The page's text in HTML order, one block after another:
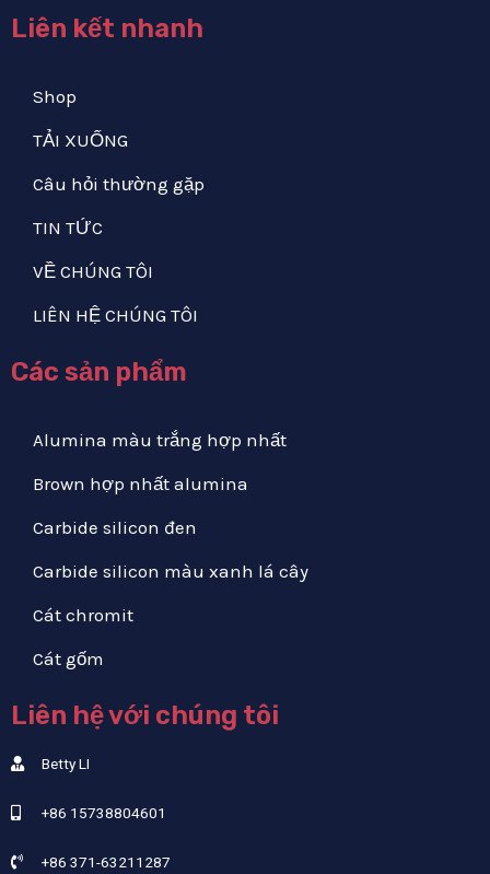
Liên kết nhanh
Shop
TẢI XUỐNG
Câu hỏi thường gặp
TIN TỨC
VỀ CHÚNG TÔI
LIÊN HỆ CHÚNG TÔI
Các sản phẩm
Alumina màu trắng hợp nhất
Brown hợp nhất alumina
Carbide silicon đen
Carbide silicon màu xanh lá cây
Cát chromit
Cát gốm
Liên hệ với chúng tôi
Betty LI
+86 15738804601
+86 371-63211287